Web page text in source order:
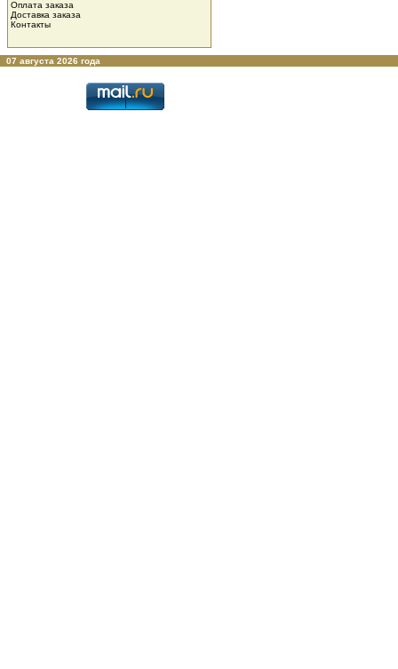
Оплата заказа
Доставка заказа
Контакты
07 августа 2026 года